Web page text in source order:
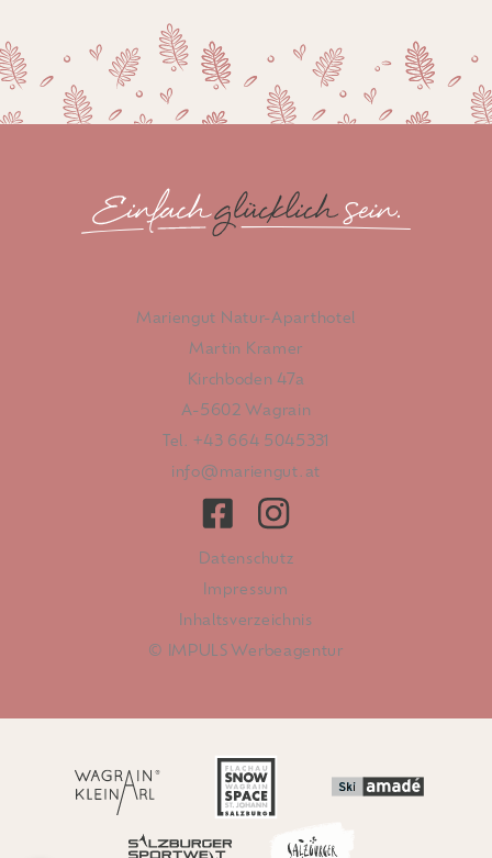
Mariengut Natur-Aparthotel
Martin Kramer
Kirchboden 47a
A-5602 Wagrain
Tel.+43 664 5045331
info@mariengut.at
Datenschutz
Impressum
Inhaltsverzeichnis
© IMPULS Werbeagentur